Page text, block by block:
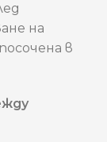
на
в